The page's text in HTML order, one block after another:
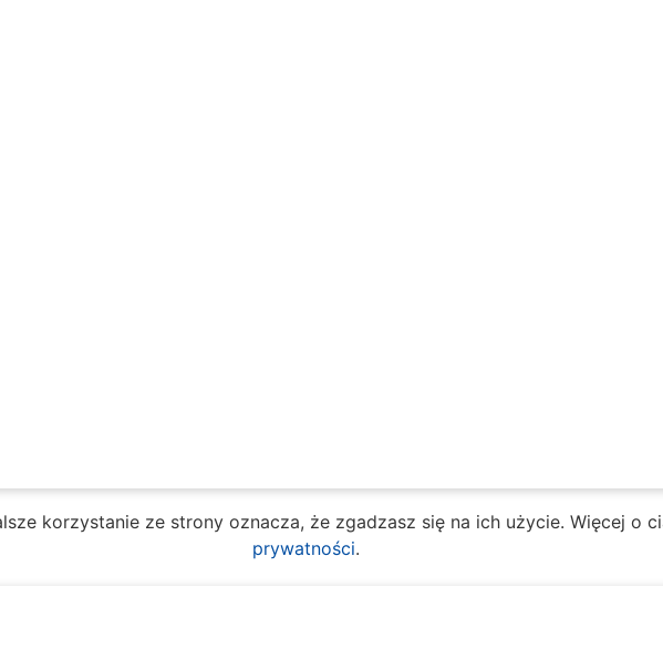
korzystanie ze strony oznacza, że zgadzasz się na ich użycie. Więcej o
prywatności.